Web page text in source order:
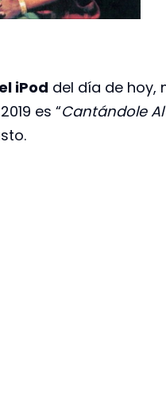
iPod del día de hoy,
es “Cantándole